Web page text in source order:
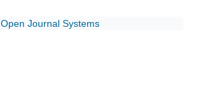
Open Journal Systems